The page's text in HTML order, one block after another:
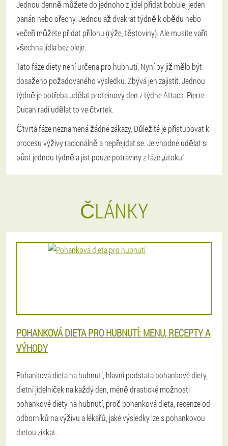
Jednou denně můžete do jednoho z jídel přidat bobule, jeden
banán nebo ořechy. Jednou až dvakrát týdně k obědu nebo
večeři můžete přidat přílohu (rýže, těstoviny). Ale musíte vařit
všechna jídla bez oleje.
Tato fáze diety není určena pro hubnutí. Nyní by již mělo být
dosaženo požadovaného výsledku. Zbývá jen zajistit. Jednou
týdně je potřeba udělat proteinový den z týdne Attack. Pierre
Ducan radí udělat to ve čtvrtek.
Čtvrtá fáze neznamená žádné zákazy. Důležité je přistupovat k
procesu výživy racionálně a nepřejídat se. Je vhodné udělat si
půst jednou týdně a jíst pouze potraviny z fáze „útoku".
ČLÁNKY
POHANKOVÁ DIETA PRO HUBNUTÍ: MENU, RECEPTY A
VÝHODY
Pohanková dieta na hubnutí, hlavní podstata pohankové diety,
dietní jídelníček na každý den, méně drastické možnosti
pohankové diety na hubnutí, proč pohanková dieta, recenze od
odborníků na výživu a lékařů, jaké výsledky lze s pohankovou
dietou získat.